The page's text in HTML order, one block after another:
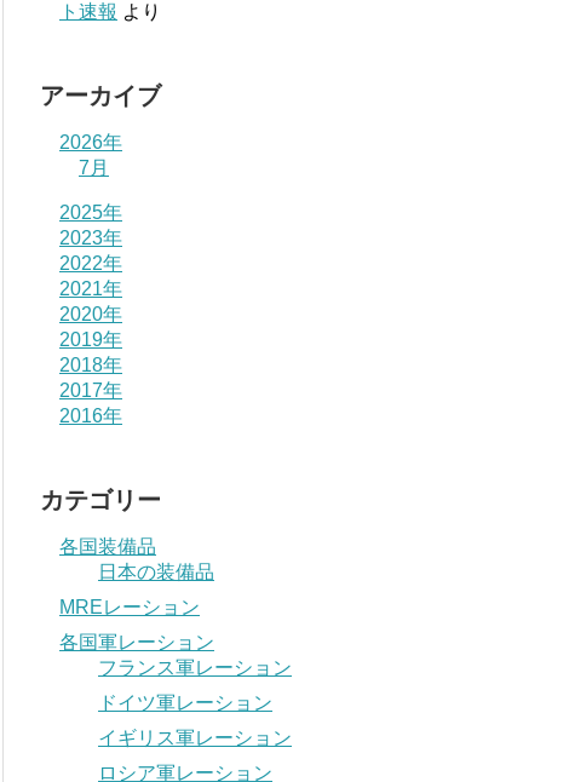
ト速報 より
アーカイブ
2026年
7月
2025年
2023年
2022年
2021年
2020年
2019年
2018年
2017年
2016年
カテゴリー
各国装備品
日本の装備品
MREレーション
各国軍レーション
フランス軍レーション
ドイツ軍レーション
イギリス軍レーション
ロシア軍レーション